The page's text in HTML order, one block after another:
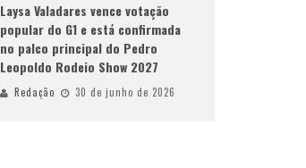
Laysa Valadares vence votação
popular do G1 e está confirmada
no palco principal do Pedro
Leopoldo Rodeio Show 2027
Redação 30 de junho de 2026